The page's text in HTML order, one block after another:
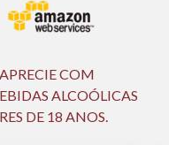
COM
ALCOÓLICAS
DE 18 ANOS.